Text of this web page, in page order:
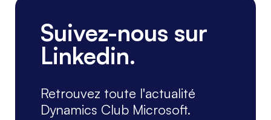
ERP, CRM, BI, ...
Le DynsClub sera présent au Salon
Porte de Versailles. Venez nous
rencontrer sur ...Lire la suite
Suivez-nous sur
Linkedin.
Retrouvez toute l'actualité
Dynamics Club Microsoft.